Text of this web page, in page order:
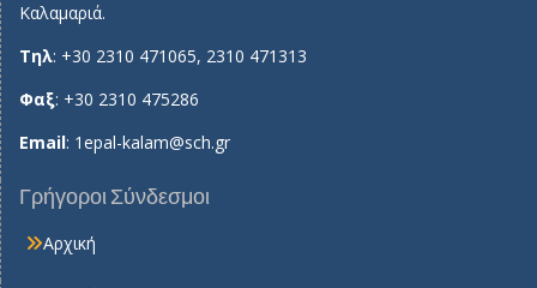
Καλαμαριά.
Τηλ: +30 2310 471065, 2310 471313
Φαξ: +30 2310 475286
Email: 1epal-kalam@sch.gr
Γρήγοροι Σύνδεσμοι
Αρχική